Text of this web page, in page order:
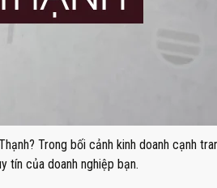
Trong bối cảnh kinh doanh cạnh
tín của doanh nghiệp bạn.